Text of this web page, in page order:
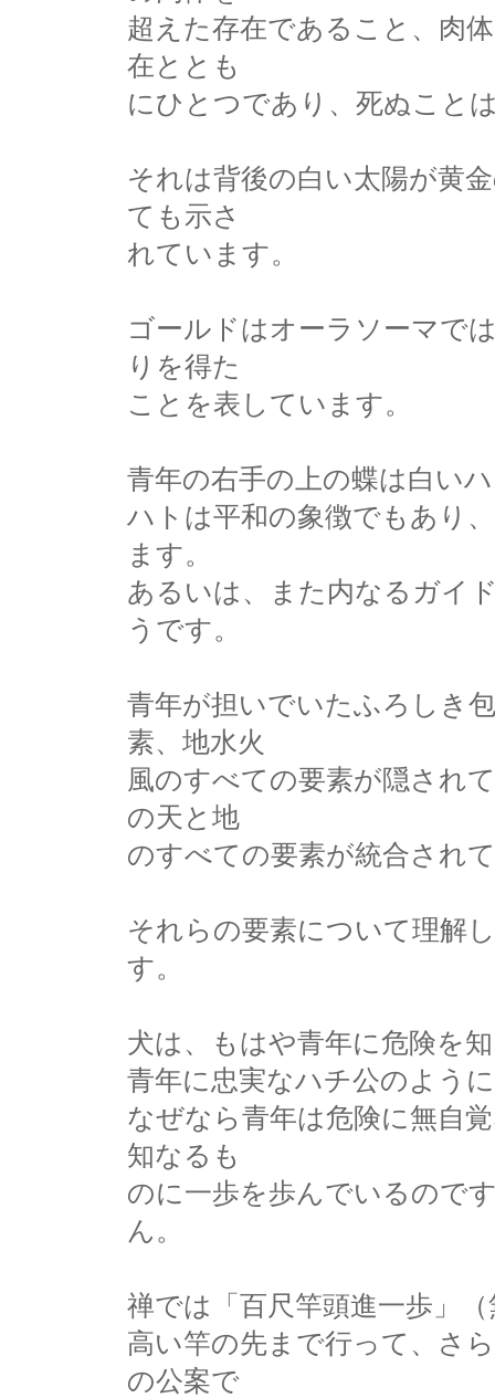
超えた存在であること、肉
在ととも
にひとつであり、死ぬこと
それは背後の白い太陽が黄
ても示さ
れています。
ゴールドはオーラソーマで
りを得た
ことを表しています。
青年の右手の上の蝶は白い
ハトは平和の象徴でもあり
ます。
あるいは、また内なるガイ
うです。
青年が担いでいたふろしき
素、地水火
風のすべての要素が隠され
の天と地
のすべての要素が統合され
それらの要素について理解
す。
犬は、もはや青年に危険を
青年に忠実なハチ公のよう
なぜなら青年は危険に無自
知なるも
のに一歩を歩んでいるので
ん。
禅では「百尺竿頭進一歩」
高い竿の先まで行って、さ
の公案で